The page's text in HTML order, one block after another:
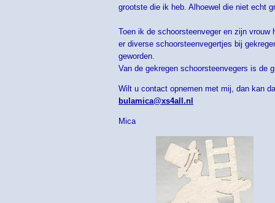
grootste die ik heb. Alhoewel die niet echt
Toen ik de schoorsteenveger en zijn
er diverse schoorsteenvegertjes bij
geworden.
Van de gekregen schoorsteenvegers is de
Wilt u contact opnemen met mij, dan kan
bulamica@xs4all.nl
Mica